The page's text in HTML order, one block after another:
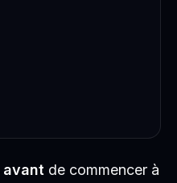
avant de commencer à